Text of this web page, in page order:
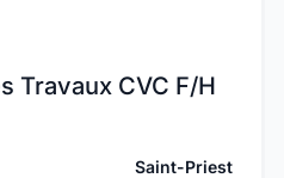
Travaux CVC F/H
Saint-Priest